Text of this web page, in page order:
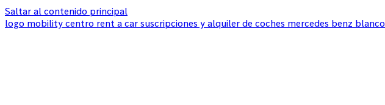
Saltar al contenido principal
logo mobility centro rent a car suscripciones y alquiler de coches mercedes benz blanco